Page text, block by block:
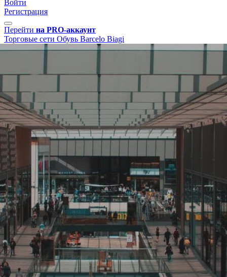
Войти
Регистрация
Перейти на PRO-аккаунт
Торговые сети Обувь Barcelo Biagi